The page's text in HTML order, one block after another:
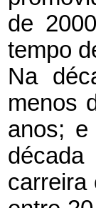
de
tempo
Na
menos
anos;
carreira